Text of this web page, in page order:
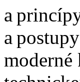
a
a
moderné